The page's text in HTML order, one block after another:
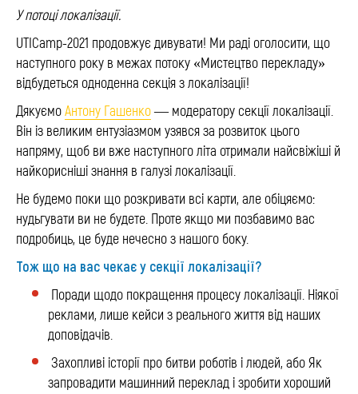
У потоці локалізації.
UTICamp-2021 продовжує дивувати! Ми раді оголосити, що
наступного року в межах потоку «Мистецтво перекладу»
відбудеться одноденна секція з локалізації!
Дякуємо Антону Гашенко— модератору секції локалізації.
Він із великим ентузіазмом узявся за розвиток цього
напряму, щоб ви вже наступного літа отримали найсвіжіші й
найкорисніші знання в галузі локалізації.
Не будемо поки що розкривати всі карти, але обіцяємо:
нудьгувати ви не будете. Проте якщо ми позбавимо вас
подробиць, це буде нечесно з нашого боку.
Тож що на вас чекає у секції локалізації?
Поради щодо покращення процесу локалізації. Ніякої
реклами, лише кейси з реального життя від наших
доповідачів.
Захопливі історії про битви роботів і людей, або Як
запровадити машинний переклад і зробити хороший